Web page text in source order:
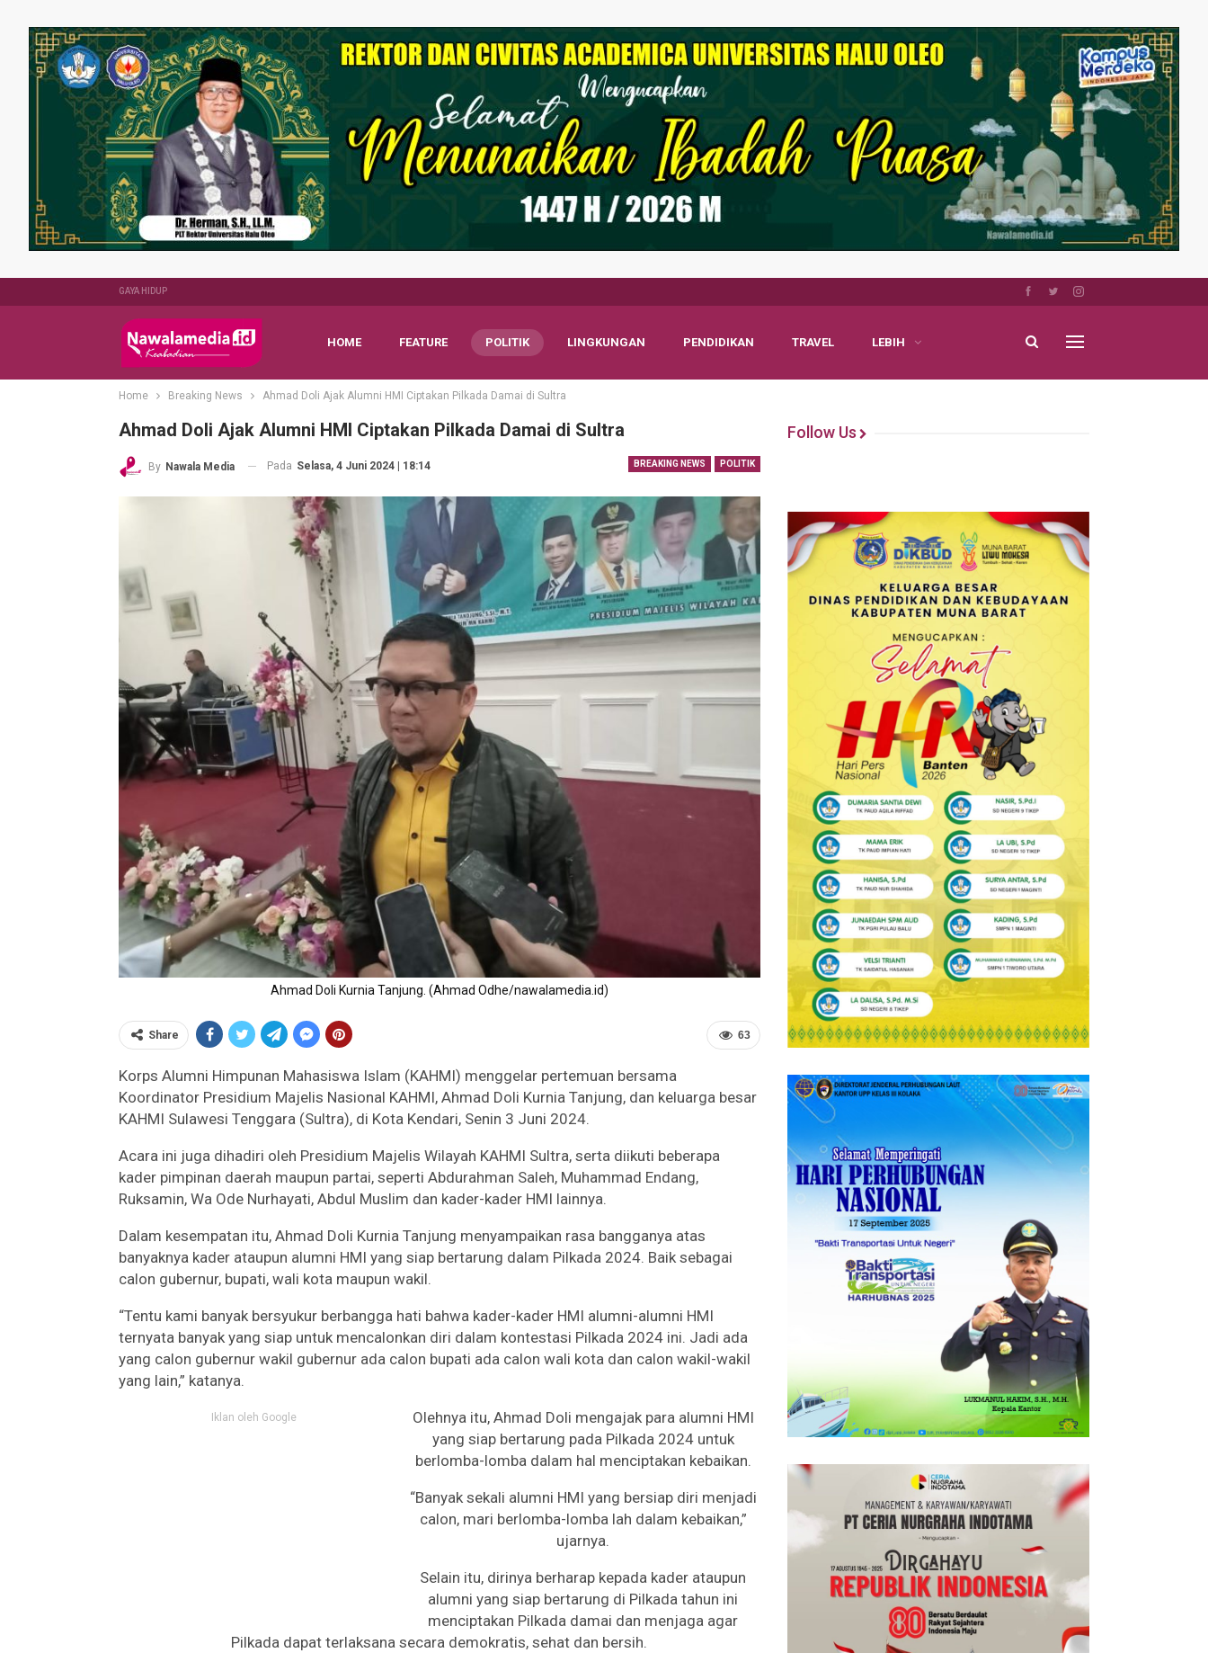
GAYA HIDUP
HOME FEATURE POLITIK LINGKUNGAN PENDIDIKAN TRAVEL LEBIH
Home Breaking News Ahmad Doli Ajak Alumni HMI Ciptakan Pilkada Damai di Sultra
Ahmad Doli Ajak Alumni HMI Ciptakan Pilkada Damai di Sultra
BREAKING NEWS POLITIK
By Nawala Media Pada Selasa, 4 Juni 2024 | 18:14
Ahmad Doli Kurnia Tanjung. (Ahmad Odhe/nawalamedia.id)
63
Share
Korps Alumni Himpunan Mahasiswa Islam (KAHMI) menggelar pertemuan bersama
Koordinator Presidium Majelis Nasional KAHMI, Ahmad Doli Kurnia Tanjung, dan keluarga besar
KAHMI Sulawesi Tenggara (Sultra), di Kota Kendari, Senin 3 Juni 2024.
Acara ini juga dihadiri oleh Presidium Majelis Wilayah KAHMI Sultra, serta diikuti beberapa
kader pimpinan daerah maupun partai, seperti Abdurahman Saleh, Muhammad Endang,
Ruksamin, Wa Ode Nurhayati, Abdul Muslim dan kader-kader HMI lainnya.
Dalam kesempatan itu, Ahmad Doli Kurnia Tanjung menyampaikan rasa bangganya atas
banyaknya kader ataupun alumni HMI yang siap bertarung dalam Pilkada 2024. Baik sebagai
calon gubernur, bupati, wali kota maupun wakil.
“Tentu kami banyak bersyukur berbangga hati bahwa kader-kader HMI alumni-alumni HMI
ternyata banyak yang siap untuk mencalonkan diri dalam kontestasi Pilkada 2024 ini. Jadi ada
yang calon gubernur wakil gubernur ada calon bupati ada calon wali kota dan calon wakil-wakil
yang lain,” katanya.
Iklan oleh Google
Olehnya itu, Ahmad Doli mengajak para alumni HMI
yang siap bertarung pada Pilkada 2024 untuk
berlomba-lomba dalam hal menciptakan kebaikan.
“Banyak sekali alumni HMI yang bersiap diri menjadi
calon, mari berlomba-lomba lah dalam kebaikan,”
ujarnya.
Selain itu, dirinya berharap kepada kader ataupun
alumni yang siap bertarung di Pilkada tahun ini
menciptakan Pilkada damai dan menjaga agar
Pilkada dapat terlaksana secara demokratis, sehat dan bersih.
Follow Us